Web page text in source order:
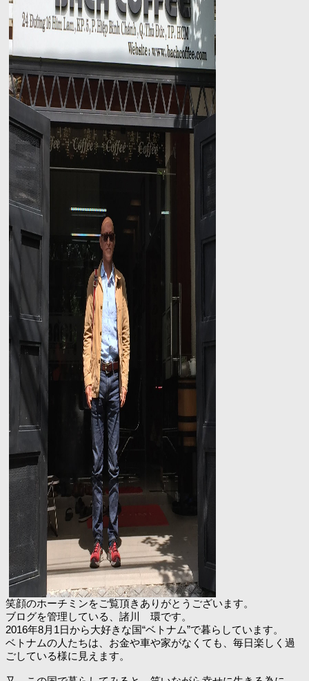
笑顔のホーチミンをご覧頂きありがとうございます。
ブログを管理している、諸川 環です。
2016年8月1日から大好きな国“ベトナム”で暮らしています。
ベトナムの人たちは、お金や車や家がなくても、毎日楽しく過
ごしている様に見えます。